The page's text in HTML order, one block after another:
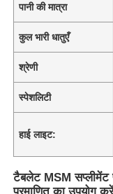
पानी की मात्रा
कुल भारी धातुएँ
श्रेणी
स्पेशलिटी
हाई लाइट:
टैबलेट MSM सप्लीमेंट
प्रमाणित का उपयोग